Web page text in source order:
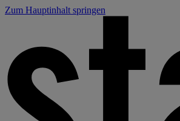
Zum Hauptinhalt springen